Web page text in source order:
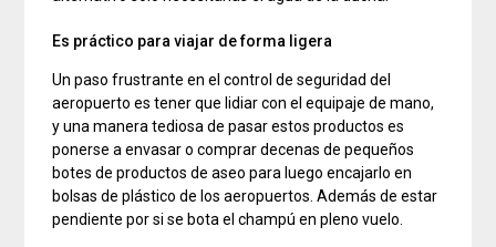
Es práctico para viajar de forma ligera
Un paso frustrante en el control de seguridad del
aeropuerto es tener que lidiar con el equipaje de mano,
y una manera tediosa de pasar estos productos es
ponerse a envasar o comprar decenas de pequeños
botes de productos de aseo para luego encajarlo en
bolsas de plástico de los aeropuertos. Además de estar
pendiente por si se bota el champú en pleno vuelo.